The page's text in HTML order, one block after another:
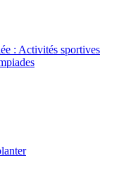
: Activités sportives